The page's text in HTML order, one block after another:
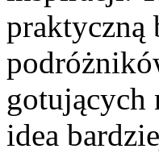
praktyczną
gotujących
idea